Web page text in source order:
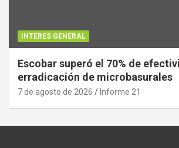
INTERES GENERAL
Escobar superó el 70% de
erradicación de microbasurales
7 de agosto de 2026 Informe 21